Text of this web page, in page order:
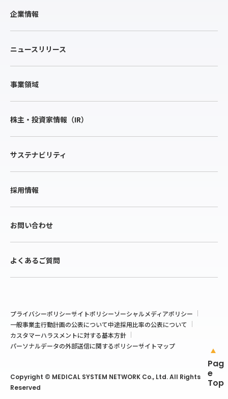
Pag
e
Top
企業情報
ニュースリリース
事業領域
株主・投資家情報（IR）
サステナビリティ
採用情報
お問い合わせ
よくあるご質問
プライバシーポリシーサイトポリシーソーシャルメディアポリシー
一般事業主行動計画の公表について中途採用比率の公表について
カスタマーハラスメントに対する基本方針
パーソナルデータの外部送信に関するポリシーサイトマップ
Copyright © MEDICAL SYSTEM NETWORK Co., Ltd. All Rights
Reserved